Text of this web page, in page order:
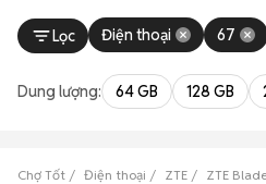
Lọc Điện thoại 67
Dung lượng: 64 GB 128 GB
Chợ Tốt Điện thoại ZTE ZTE